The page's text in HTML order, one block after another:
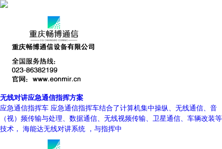
无线对讲应急通信指挥方案
应急通信指挥车 应急通信指挥车结合了计算机集中操纵、无线通信、音
（视）频传输与处理、数据通信、无线视频传输、卫星通信、车辆改装等
技术， 海能达无线对讲系统 ，与指挥中